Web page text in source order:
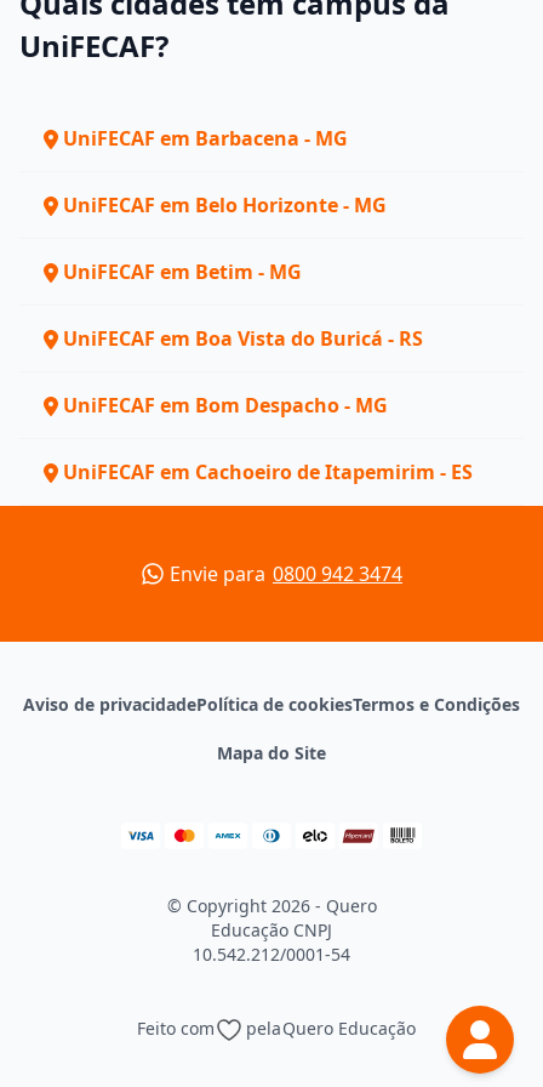
Continuar
UniFECAF?
UniFECAF em Barbacena - MG
UniFECAF em Belo Horizonte - MG
UniFECAF em Betim - MG
UniFECAF em Boa Vista do Buricá - RS
UniFECAF em Bom Despacho - MG
UniFECAF em Cachoeiro de Itapemirim - ES
Envie para 0800 942 3474
Aviso de privacidadePolítica de cookiesTermos e Condições
Mapa do Site
© Copyright 2026 - Quero
Educação CNPJ
10.542.212/0001-54
Feito com pelaQuero Educação